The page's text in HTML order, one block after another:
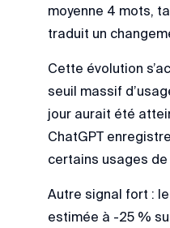
moyenne 4 mots,
traduit un
Cette évolution
seuil massif
jour aurait été
ChatGPT
certains usages
Autre signal fort :
estimée à -25 %